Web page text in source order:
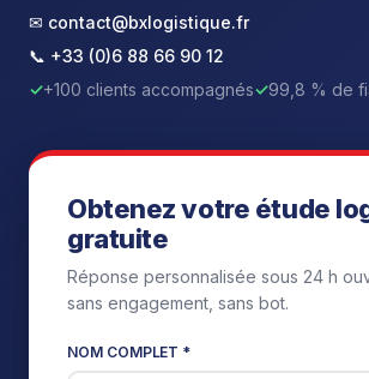
✉ contact@bxlogistique.fr
📞 +33 (0)6 88 66 90 12
✓+100 clients accompagnés✓99,8 % de
Obtenez votre étude
gratuite
Réponse personnalisée sous 24 h
sans engagement, sans bot.
NOM COMPLET *